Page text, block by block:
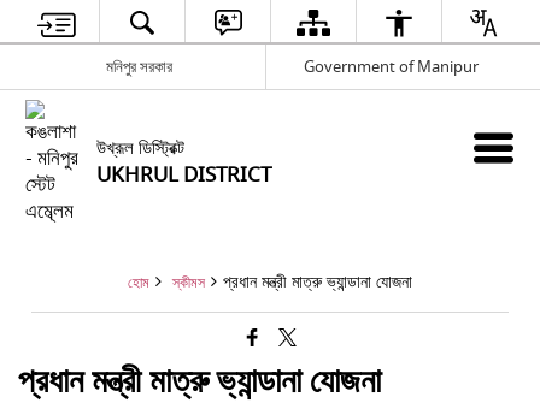
মনিপুর সরকার Government of Manipur
উখ্রূল ডিস্ট্রিক্ট
UKHRUL DISTRICT
হোম স্কীমস প্রধান মন্ত্রী মাত্রু ভ্যান্ডানা যোজনা
প্রধান মন্ত্রী মাত্রু ভ্যান্ডানা যোজনা